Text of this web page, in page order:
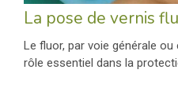
Le fluor, par voie générale
rôle essentiel dans la